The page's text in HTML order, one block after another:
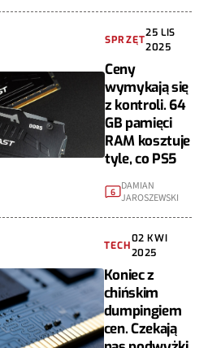
SPRZĘT
25 LIS
2025
Ceny
wymykają się
z kontroli. 64
GB pamięci
RAM kosztuje
tyle, co PS5
6 DAMIAN
JAROSZEWSKI
TECH
02 KWI
2025
Koniec z
chińskim
dumpingiem
cen. Czekają